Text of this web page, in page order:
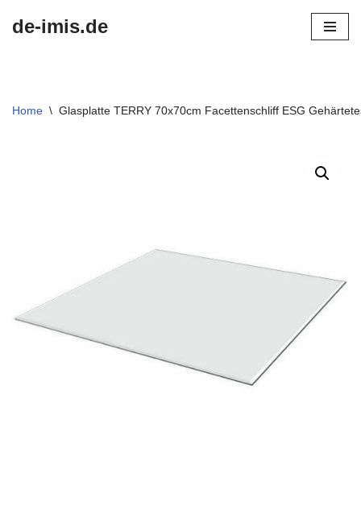
de-imis.de
Home \ Glasplatte TERRY 70x70cm Facettenschliff ESG